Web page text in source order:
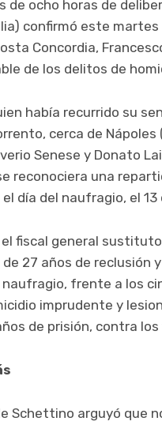
de ocho horas de
confirmó este
Concordia,
de los delitos de
había recurrido su
cerca de
Senese y Donato
reconociera una
día del naufragio, el 13
fiscal general
27 años de reclusión
naufragio, frente a los
imprudente y
de prisión, contra
Schettino arguyó que